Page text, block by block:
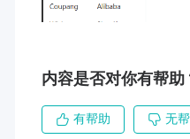
内容是否对你有帮助
有帮助 无